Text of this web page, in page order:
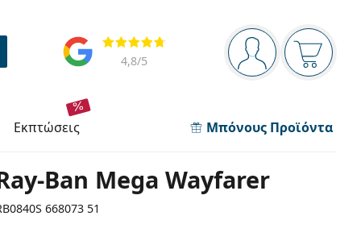
Πίνακας πλοήγησης
Είστε
Το
Αξιολογήσεις
4,8/5
εκπτώσεις Μπόνους Προϊόντα
Ban Mega Wayfarer
668073 51